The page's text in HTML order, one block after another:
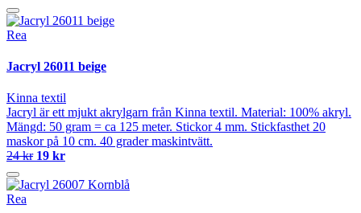
Rea
Jacryl 26011 beige
Kinna textil
Jacryl är ett mjukt akrylgarn från Kinna textil. Material: 100% akryl.
Mängd: 50 gram = ca 125 meter. Stickor 4 mm. Stickfasthet 20
maskor på 10 cm. 40 grader maskintvätt.
24 kr 19 kr
Rea